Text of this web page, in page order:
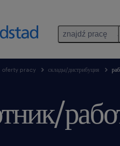
znajdź pracę
oferty pracy склады/дистрибуция